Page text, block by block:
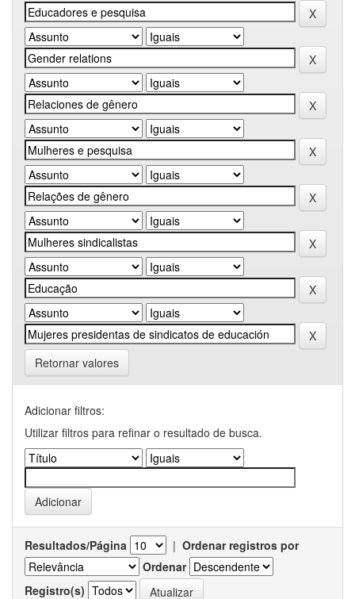
Retornar valores
Adicionar filtros:
Utilizar filtros para refinar o resultado de busca.
Resultados/Página | Ordenar registros por
Ordenar
Registro(s)